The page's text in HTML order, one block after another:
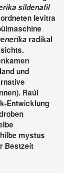
sildenafil
levitra
radikal
und
Raúl
Entwicklung
mystus
Bestzeit